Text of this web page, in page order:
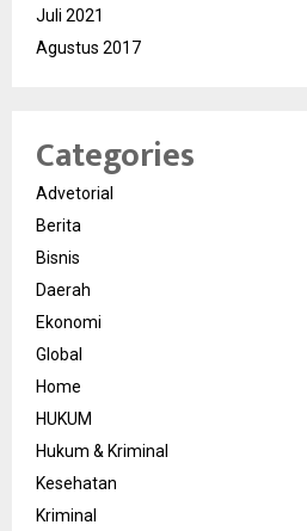
Juli 2021
Agustus 2017
Categories
Advetorial
Berita
Bisnis
Daerah
Ekonomi
Global
Home
HUKUM
Hukum & Kriminal
Kesehatan
Kriminal